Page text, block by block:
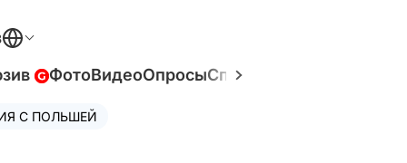
ФотоВидеоОпросыСпецпроекты
С ПОЛЬШЕЙ